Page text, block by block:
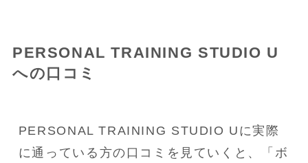
PERSONAL TRAINING STUDIO U
への口コミ
PERSONAL TRAINING STUDIO Uに実際
に通っている方の口コミを見ていくと、「ボ